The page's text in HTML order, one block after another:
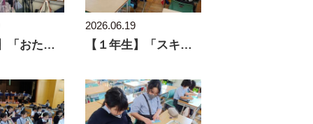
【６年生】「おためしPROJECT」中間発表会
2026.06.19
【１年生】「スキルアップタイム」で苦手を克服